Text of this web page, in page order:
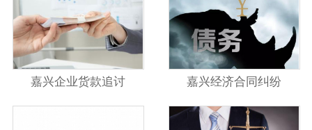
嘉兴企业货款追讨 嘉兴经济合同纠纷